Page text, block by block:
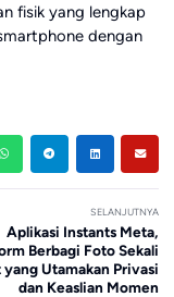
fisik yang lengkap
dengan
SELANJUTNYA
Aplikasi Instants Meta,
Berbagi Foto Sekali
yang Utamakan Privasi
dan Keaslian Momen